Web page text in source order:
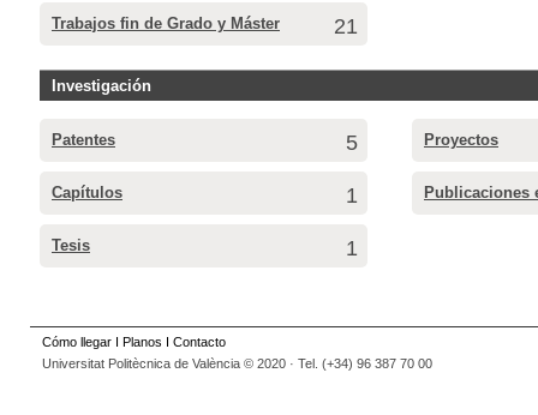
Trabajos fin de Grado y Máster 21
Investigación
Patentes 5 Proyectos
Capítulos 1 Publicaciones
Tesis 1
Cómo llegar I Planos I Contacto
Universitat Politècnica de València © 2020 · Tel. (+34) 96 387 70 00